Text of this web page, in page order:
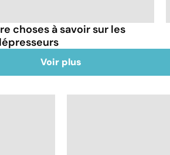
choses à savoir sur les
Voir plus